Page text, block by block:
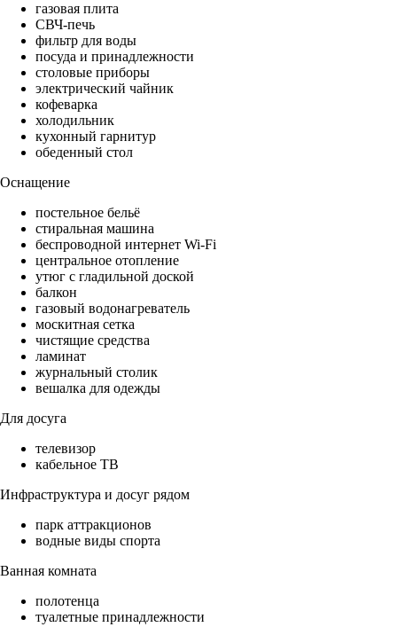
газовая плита
СВЧ-печь
фильтр для воды
посуда и принадлежности
столовые приборы
электрический чайник
кофеварка
холодильник
кухонный гарнитур
обеденный стол
Оснащение
постельное бельё
стиральная машина
беспроводной интернет Wi-Fi
центральное отопление
утюг с гладильной доской
балкон
газовый водонагреватель
москитная сетка
чистящие средства
ламинат
журнальный столик
вешалка для одежды
Для досуга
телевизор
кабельное ТВ
Инфраструктура и досуг рядом
парк аттракционов
водные виды спорта
Ванная комната
полотенца
туалетные принадлежности